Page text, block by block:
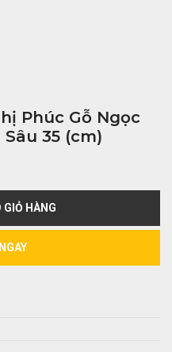
Phúc Gỗ Ngọc
35 (cm)
GIỎ HÀNG